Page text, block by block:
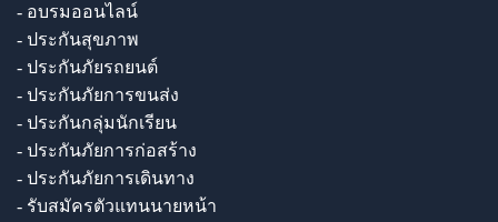
- อบรมออนไลน์
- ประกันสุขภาพ
- ประกันภัยรถยนต์
- ประกันภัยการขนส่ง
- ประกันกลุ่มนักเรียน
- ประกันภัยการก่อสร้าง
- ประกันภัยการเดินทาง
- รับสมัครตัวแทนนายหน้า